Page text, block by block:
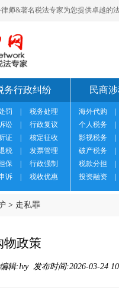
师&著名税法专家为您提供卓越的
务行政纠纷
罚
税务处理
讼
行政复议
证
核定征收
税
发票管理
保
行政强制
诉
税收优惠
民商
海外代购
个人税务
影视税务
破产税务
税款分担
投资融资
> 走私罪
物政策
辑:lvy 发布时间:2026-03-24